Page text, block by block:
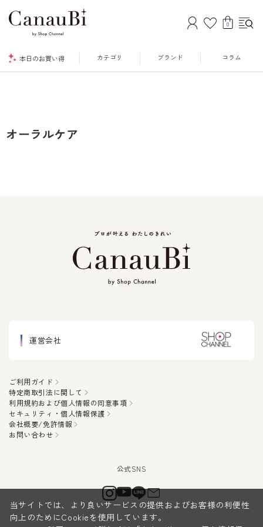
0
本日のお買い得 カテゴリ ブランド コラム
オーラルケア
運営会社
ご利用ガイド
特定商取引法に関して
利用規約および個人情報の同意事項
セキュリティ・個人情報保護
会社概要/免許情報
お問い合わせ
当サイトでは、より良いサービスの提供およびお客様の利便性
向上のためにCookieを使用しています。